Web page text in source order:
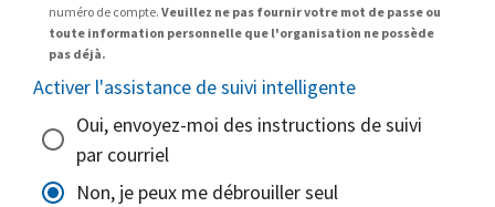
numéro de compte. Veuillez ne pas fournir votre mot de passe ou
toute information personnelle que l'organisation ne possède
pas déjà.
Activer l'assistance de suivi intelligente
Oui, envoyez-moi des instructions de suivi
par courriel
Non, je peux me débrouiller seul